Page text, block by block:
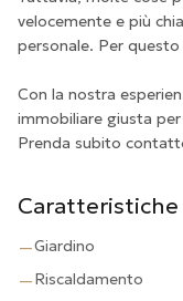
velocemente e più
personale. Per
Con la nostra
immobiliare giusta per
Prenda subito
Caratteristiche
—Giardino
—Riscaldamento